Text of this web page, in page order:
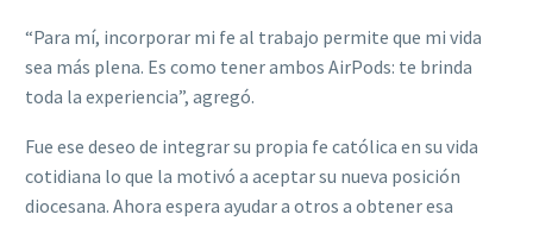
“Para mí, incorporar mi fe al trabajo permite que mi vida
sea más plena. Es como tener ambos AirPods: te brinda
toda la experiencia”, agregó.
Fue ese deseo de integrar su propia fe católica en su vida
cotidiana lo que la motivó a aceptar su nueva posición
diocesana. Ahora espera ayudar a otros a obtener esa